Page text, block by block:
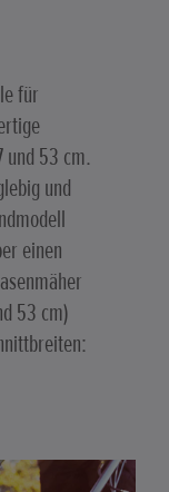
für
und 53 cm.
und
einen
53 cm)